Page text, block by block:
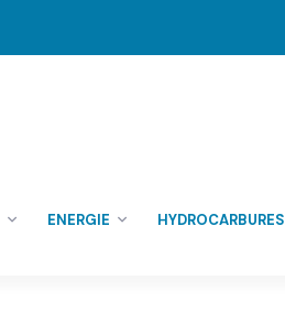
ENERGIE HYDROCARBURES